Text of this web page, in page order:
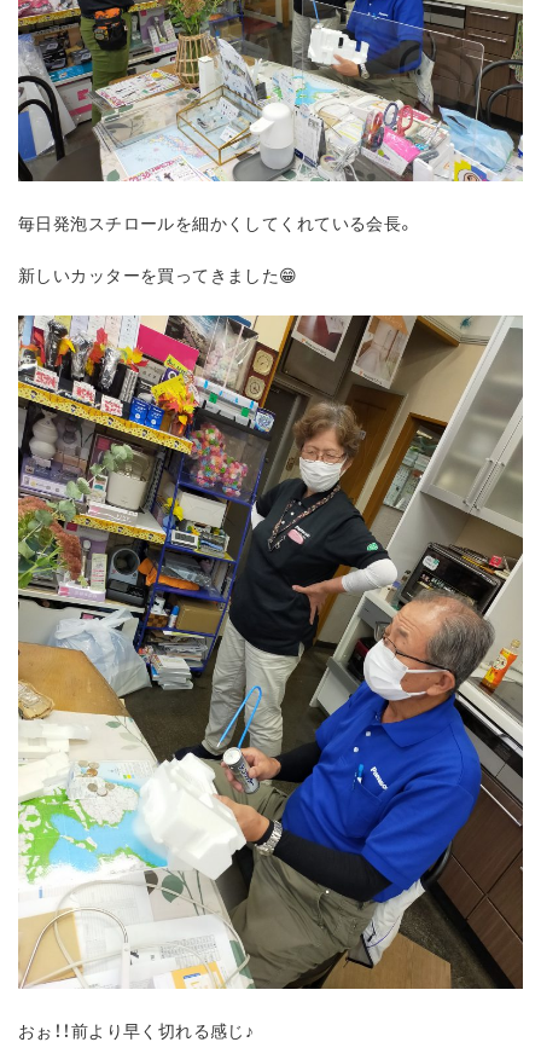
毎日発泡スチロールを細かくしてくれている会長。
新しいカッターを買ってきました😁
おぉ！！前より早く切れる感じ♪